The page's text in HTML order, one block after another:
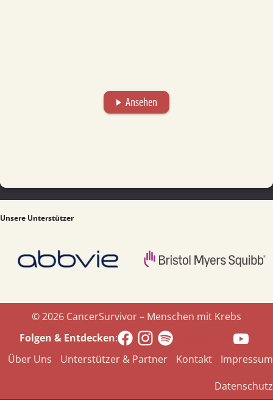
play_arrow Ansehen
Unsere Unterstützer
© 2026 CancerSurvivor – Menschen mit Krebs
Folgen & Entdecken:
Über Uns
Unterstützer & Partner Kontakt
Impressum
Datenschutz